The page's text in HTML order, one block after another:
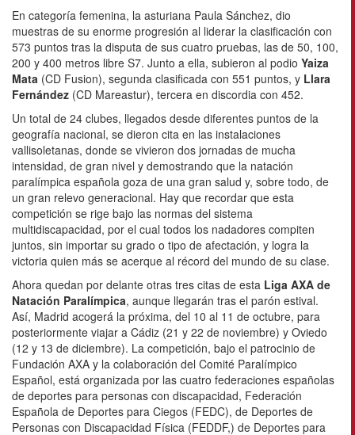
En categoría femenina, la asturiana Paula Sánchez, dio
muestras de su enorme progresión al liderar la clasificación con
573 puntos tras la disputa de sus cuatro pruebas, las de 50, 100,
200 y 400 metros libre S7. Junto a ella, subieron al podio Yaiza
Mata (CD Fusion), segunda clasificada con 551 puntos, y Llara
Fernández (CD Mareastur), tercera en discordia con 452.
Un total de 24 clubes, llegados desde diferentes puntos de la
geografía nacional, se dieron cita en las instalaciones
vallisoletanas, donde se vivieron dos jornadas de mucha
intensidad, de gran nivel y demostrando que la natación
paralímpica española goza de una gran salud y, sobre todo, de
un gran relevo generacional. Hay que recordar que esta
competición se rige bajo las normas del sistema
multidiscapacidad, por el cual todos los nadadores compiten
juntos, sin importar su grado o tipo de afectación, y logra la
victoria quien más se acerque al récord del mundo de su clase.
Ahora quedan por delante otras tres citas de esta Liga AXA de
Natación Paralímpica, aunque llegarán tras el parón estival.
Así, Madrid acogerá la próxima, del 10 al 11 de octubre, para
posteriormente viajar a Cádiz (21 y 22 de noviembre) y Oviedo
(12 y 13 de diciembre). La competición, bajo el patrocinio de
Fundación AXA y la colaboración del Comité Paralímpico
Español, está organizada por las cuatro federaciones españolas
de deportes para personas con discapacidad, Federación
Española de Deportes para Ciegos (FEDC), de Deportes de
Personas con Discapacidad Física (FEDDF,) de Deportes para